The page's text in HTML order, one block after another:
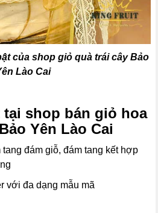
của shop giỏ quà trái cây Bảo
Lào Cai
shop bán giỏ hoa
Yên Lào Cai
đám giỗ, đám tang kết hợp
với đa dạng mẫu mã